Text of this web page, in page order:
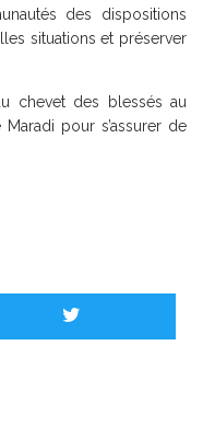
des dispositions
situations et préserver
chevet des blessés au
pour s’assurer de